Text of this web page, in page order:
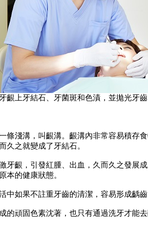
上牙結石、牙菌斑和色漬，並拋光牙齒
溝，叫齦溝。齦溝內非常容易積存
久之就變成了牙結石。
齦，引發紅腫、出血，久而久之發展
本的健康狀態。
如果不註重牙齒的清潔，容易形成齲
頑固色素沈著，也只有通過洗牙才能去